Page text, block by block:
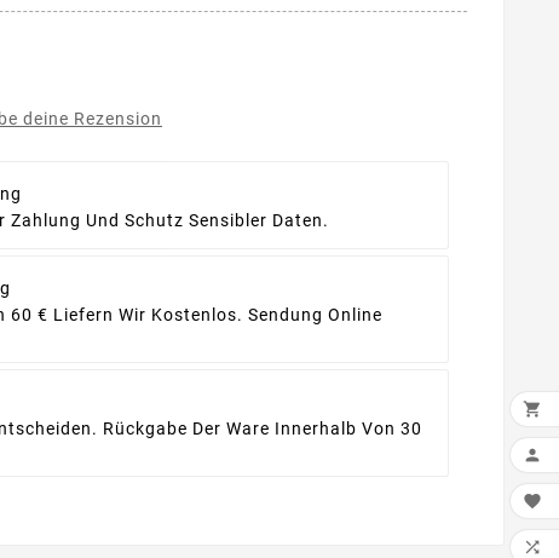
deine Rezension
Zahlung Und Schutz Sensibler Daten.
60 € Liefern Wir Kostenlos. Sendung Online
Rückgabe Der Ware Innerhalb Von 30



